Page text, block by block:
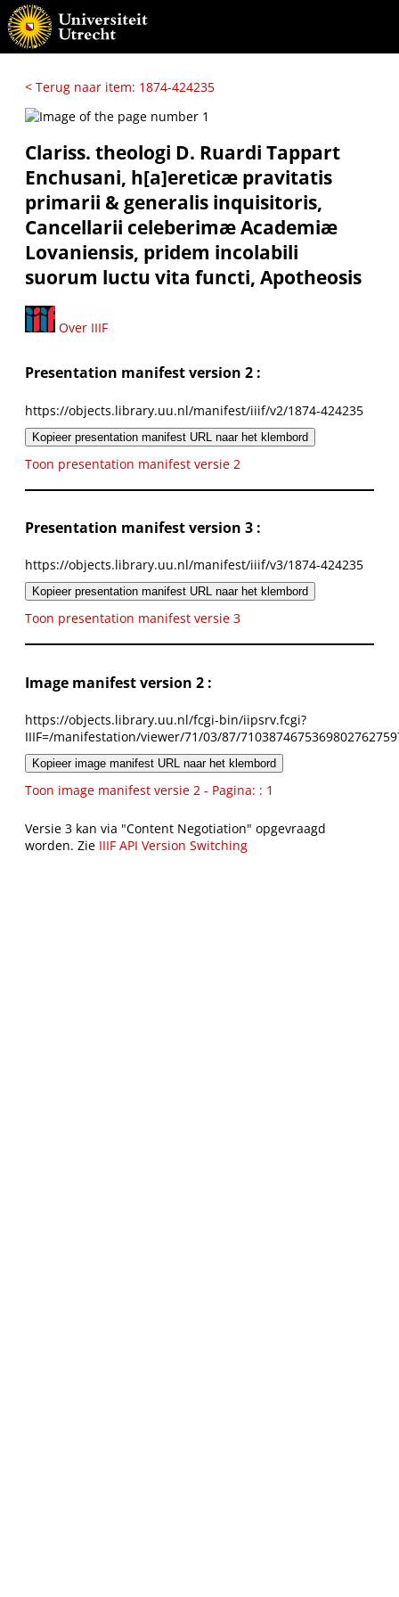
< Terug naar item: 1874-424235
Clariss. theologi D. Ruardi Tappart
Enchusani, h[a]ereticæ pravitatis
primarii & generalis inquisitoris,
Cancellarii celeberimæ Academiæ
Lovaniensis, pridem incolabili
suorum luctu vita functi, Apotheosis
Over IIIF
Presentation manifest version 2 :
https://objects.library.uu.nl/manifest/iiif/v2/1874-424235
Kopieer presentation manifest URL naar het klembord
Toon presentation manifest versie 2
Presentation manifest version 3 :
https://objects.library.uu.nl/manifest/iiif/v3/1874-424235
Kopieer presentation manifest URL naar het klembord
Toon presentation manifest versie 3
Image manifest version 2 :
https://objects.library.uu.nl/fcgi-bin/iipsrv.fcgi?
IIIF=/manifestation/viewer/71/03/87/
Kopieer image manifest URL naar het klembord
Toon image manifest versie 2 - Pagina: : 1
Versie 3 kan via "Content Negotiation" opgevraagd
worden. Zie IIIF API Version Switching